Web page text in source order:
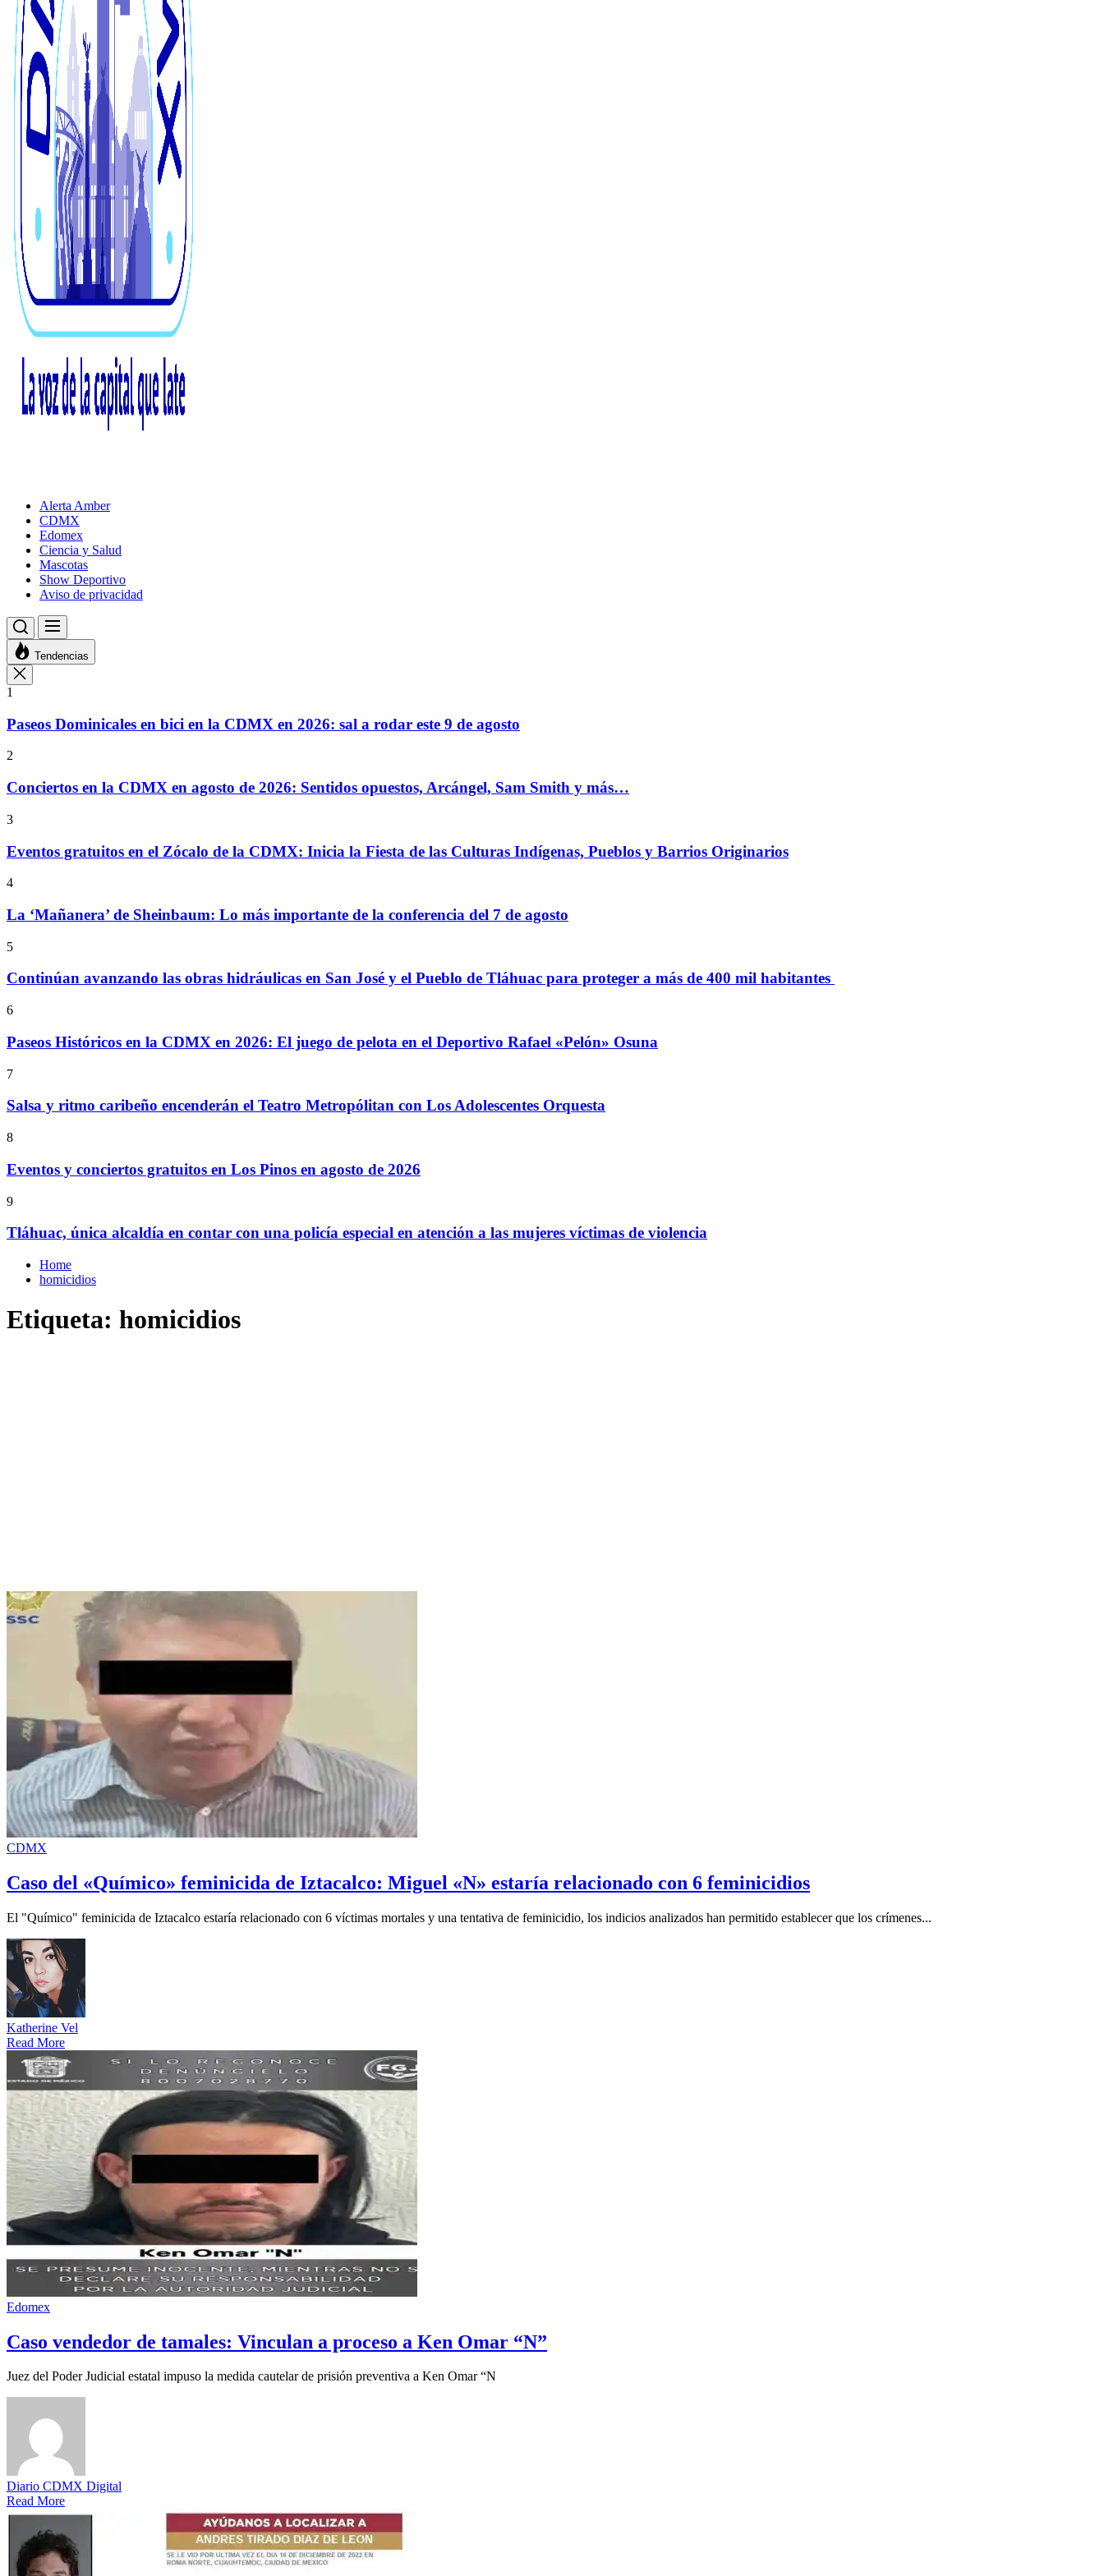
Alerta Amber
CDMX
Edomex
Ciencia y Salud
Mascotas
Show Deportivo
Aviso de privacidad
Tendencias
1
Paseos Dominicales en bici en la CDMX en 2026: sal a rodar este 9 de agosto
2
Conciertos en la CDMX en agosto de 2026: Sentidos opuestos, Arcángel, Sam Smith y más…
3
Eventos gratuitos en el Zócalo de la CDMX: Inicia la Fiesta de las Culturas Indígenas, Pueblos y Barrios Originarios
4
La ‘Mañanera’ de Sheinbaum: Lo más importante de la conferencia del 7 de agosto
5
Continúan avanzando las obras hidráulicas en San José y el Pueblo de Tláhuac para proteger a más de 400 mil habitantes
6
Paseos Históricos en la CDMX en 2026: El juego de pelota en el Deportivo Rafael «Pelón» Osuna
7
Salsa y ritmo caribeño encenderán el Teatro Metropólitan con Los Adolescentes Orquesta
8
Eventos y conciertos gratuitos en Los Pinos en agosto de 2026
9
Tláhuac, única alcaldía en contar con una policía especial en atención a las mujeres víctimas de violencia
Home
homicidios
Etiqueta: homicidios
CDMX
Caso del «Químico» feminicida de Iztacalco: Miguel «N» estaría relacionado con 6 feminicidios
El "Químico" feminicida de Iztacalco estaría relacionado con 6 víctimas mortales y una tentativa de feminicidio, los indicios analizados han permitido establecer que los crímenes...
Katherine Vel
Read More
Edomex
Caso vendedor de tamales: Vinculan a proceso a Ken Omar “N”
Juez del Poder Judicial estatal impuso la medida cautelar de prisión preventiva a Ken Omar “N
Diario CDMX Digital
Read More